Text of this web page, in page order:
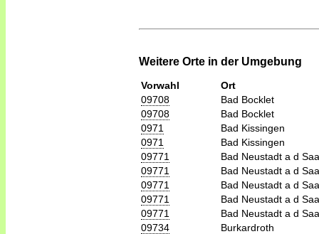
Weitere Orte in der Umgebung
Vorwahl
Ort
09708
Bad Bocklet
09708
Bad Bocklet
0971
Bad Kissingen
0971
Bad Kissingen
09771
Bad Neustadt a d
09771
Bad Neustadt a d
09771
Bad Neustadt a d
09771
Bad Neustadt a d
09771
Bad Neustadt a d
09734
Burkardroth